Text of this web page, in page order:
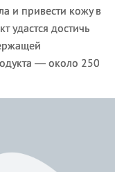
и привести кожу в
удастся достичь
— около 250